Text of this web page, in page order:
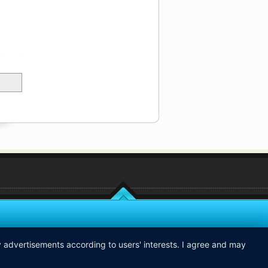
according to users' interests. I agree and may